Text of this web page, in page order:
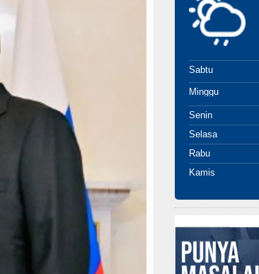
Sabtu
Minggu
Senin
Selasa
Rabu
Kamis